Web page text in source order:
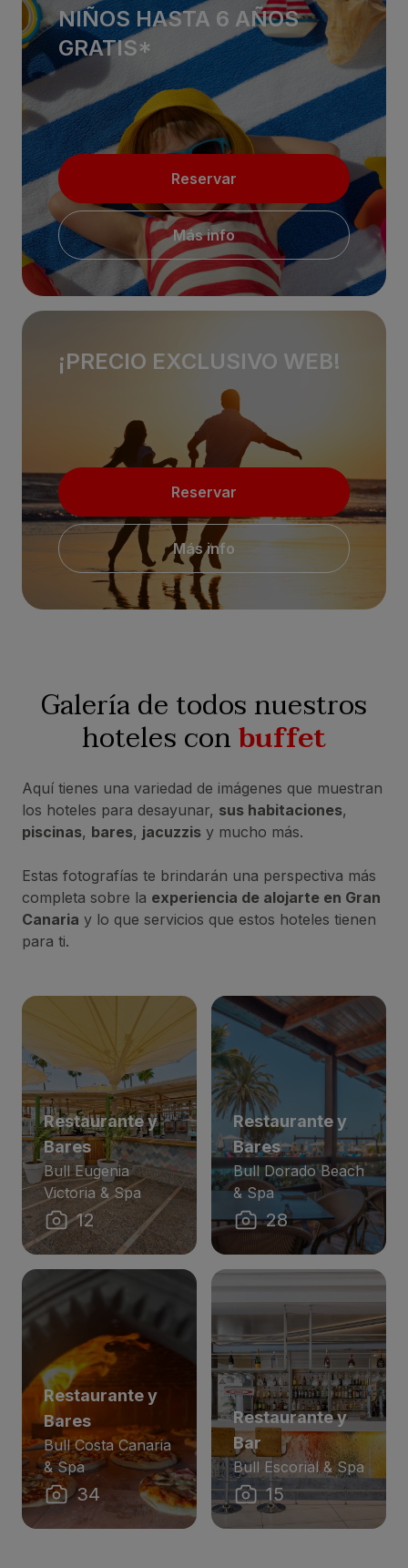
NIÑOS HASTA 6 AÑOS
GRATIS*
Reservar
Más info
¡PRECIO EXCLUSIVO WEB!
Reservar
Más info
Galería de todos nuestros
hoteles conbuffet
Aquí tienes una variedad de imágenes que muestran
los hoteles para desayunar, sus habitaciones,
piscinas, bares, jacuzzis y mucho más.
Estas fotografías te brindarán una perspectiva más
completa sobre la experiencia de alojarte en Gran
Canaria y lo que servicios que estos hoteles tienen
para ti.
Restaurante y
Bares
Bull Eugenia
Victoria & Spa
12
Restaurante y
Bares
Bull Dorado Beach
& Spa
28
Restaurante y
Bares
Bull Costa Canaria
& Spa
34
Restaurante y
Bar
Bull Escorial & Spa
15